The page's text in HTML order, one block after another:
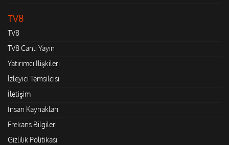
TV8
TV8
TV8 Canlı Yayın
Yatırımcı İlişkileri
İzleyici Temsilcisi
İletişim
İnsan Kaynakları
Frekans Bilgileri
Gizlilik Politikası